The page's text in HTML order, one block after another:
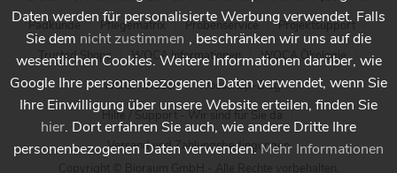
Padkunde
Pflegematrix Probenservice
Projektsupport
Trusted Shops
WOCA Informationen
WOCA Ökologie
WOCA Videos
Wocashop-Blog
Hilfe / Support - Wir sind für Sie da
Versand und Zahlungsbedingungen
Daten werden für personalisierte Werbung verwendet. Falls
Sie dem nicht zustimmen , beschränken wir uns auf die
wesentlichen Cookies. Weitere Informationen darüber, wie
Google Ihre personenbezogenen Daten verwendet, wenn Sie
Ihre Einwilligung über unsere Website erteilen, finden Sie
hier. Dort erfahren Sie auch, wie andere Dritte Ihre
personenbezogenen Daten verwenden. Mehr Informationen